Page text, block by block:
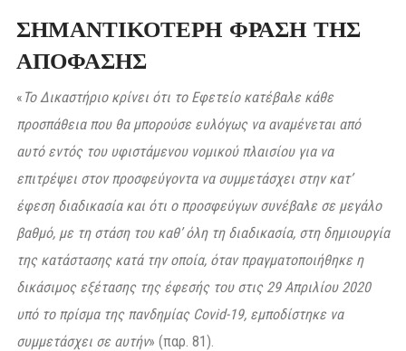
ΣΗΜΑΝΤΙΚΟΤΕΡΗ ΦΡΑΣΗ ΤΗΣ
ΑΠΟΦΑΣΗΣ
« Το Δικαστήριο κρίνει ότι το Εφετείο κατέβαλε κάθε
προσπάθεια που θα μπορούσε ευλόγως να αναμένεται από
αυτό εντός του υφιστάμενου νομικού πλαισίου για να
επιτρέψει στον προσφεύγοντα να συμμετάσχει στην κατ’
έφεση διαδικασία και ότι ο προσφεύγων συνέβαλε σε μεγάλο
βαθμό, με τη στάση του καθ’ όλη τη διαδικασία, στη δημιουργία
της κατάστασης κατά την οποία, όταν πραγματοποιήθηκε η
δικάσιμος εξέτασης της έφεσής του στις 29 Απριλίου 2020
υπό το πρίσμα της πανδημίας Covid-19, εμποδίστηκε να
συμμετάσχει σε αυτήν» (παρ. 81).